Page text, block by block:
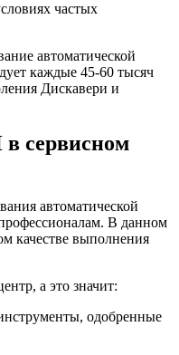
частых
автоматической
каждые 45-60 тысяч
Дискавери и
сервисном
автоматической
В данном
качестве выполнения
а это значит:
одобренные